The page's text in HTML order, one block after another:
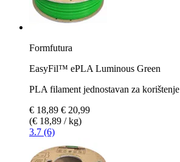
Formfutura
EasyFil™ ePLA Luminous Green
PLA filament jednostavan za korištenje
€ 18,89 € 20,99
(€ 18,89 / kg)
3.7 (6)